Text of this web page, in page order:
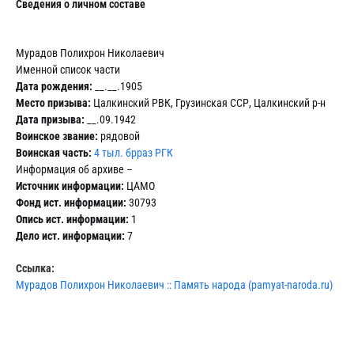
Сведения о личном составе
Мурадов Полихрон Николаевич
Именной список части
Дата рождения: __.__.1905
Место призыва: Цалкинский РВК, Грузинская ССР, Цалкинский р-н
Дата призыва: __.09.1942
Воинское звание: рядовой
Воинская часть: 4 тыл. брраз РГК
Информация об архиве –
Источник информации: ЦАМО
Фонд ист. информации: 30793
Опись ист. информации: 1
Дело ист. информации: 7
Ссылка:
Мурадов Полихрон Николаевич :: Память народа (pamyat-naroda.ru)